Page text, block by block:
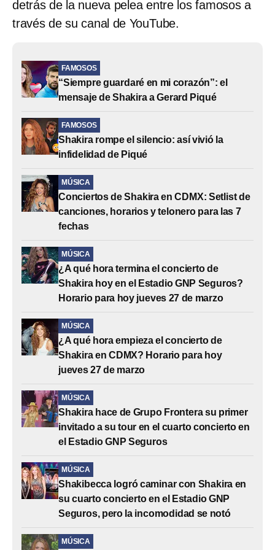
detrás de la nueva pelea entre los famosos a
través de su canal de YouTube.
FAMOSOS
“Siempre guardaré en mi corazón”: el
mensaje de Shakira a Gerard Piqué
FAMOSOS
Shakira rompe el silencio: así vivió la
infidelidad de Piqué
MÚSICA
Conciertos de Shakira en CDMX: Setlist de
canciones, horarios y telonero para las 7
fechas
MÚSICA
¿A qué hora termina el concierto de
Shakira hoy en el Estadio GNP Seguros?
Horario para hoy jueves 27 de marzo
MÚSICA
¿A qué hora empieza el concierto de
Shakira en CDMX? Horario para hoy
jueves 27 de marzo
MÚSICA
Shakira hace de Grupo Frontera su primer
invitado a su tour en el cuarto concierto en
el Estadio GNP Seguros
MÚSICA
Shakibecca logró caminar con Shakira en
su cuarto concierto en el Estadio GNP
Seguros, pero la incomodidad se notó
MÚSICA